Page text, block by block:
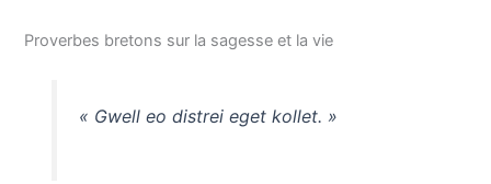
Proverbes bretons sur la sagesse et la vie
« Gwell eo distrei eget kollet. »